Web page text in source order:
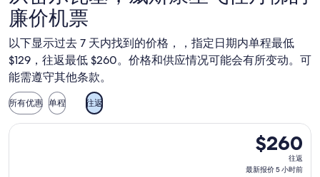
廉价机票
以下显示过去 7 天内找到的价格，，指定日期内单程最低
$129，往返最低 $260。价格和供应情况可能会有所变动。可
能需遵守其他条款。
所有优惠 单程 往返
$260
往
返,
$260
往返
最新报价 5 小时前
选择边疆航空航班，10 月 1 日（星期四）从密尔沃基前往丹